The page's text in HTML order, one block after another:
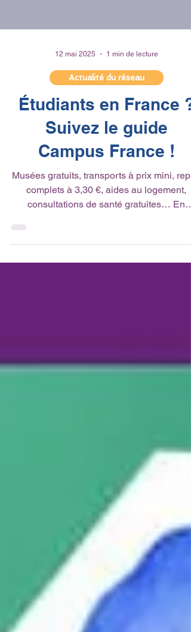
12 mai 2025 1 min de lecture
Actualité du réseau
Étudiants en France ?
Suivez le guide
Campus France !
France, votre...